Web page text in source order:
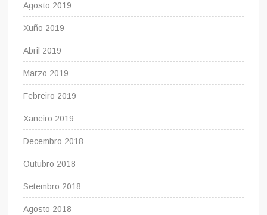
Agosto 2019
Xuño 2019
Abril 2019
Marzo 2019
Febreiro 2019
Xaneiro 2019
Decembro 2018
Outubro 2018
Setembro 2018
Agosto 2018